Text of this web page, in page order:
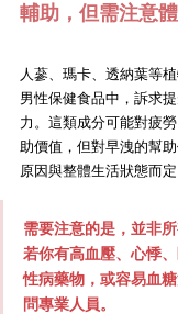
輔助，但需注意
人蔘、瑪卡、透納葉等
男性保健食品中，訴求
力。這類成分可能對疲
助價值，但對早洩的幫
原因與整體生活狀態而定
需要注意的是，並非
若你有高血壓、心悸
性病藥物，或容易血
問專業人員。